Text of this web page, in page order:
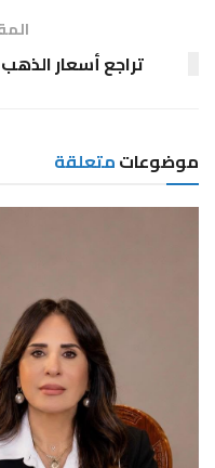
تراجع أسعار
موضوعاتمتعلقة